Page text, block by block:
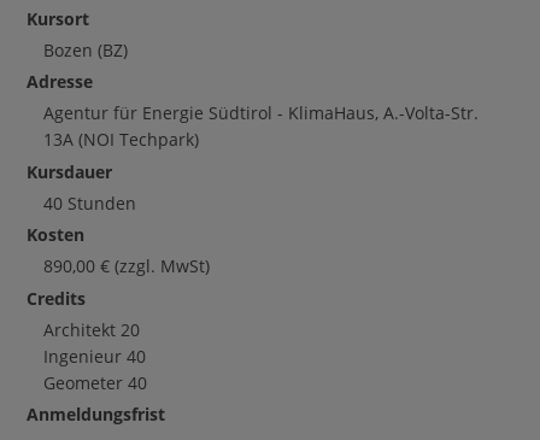
Kursort
Bozen (BZ)
Adresse
Agentur für Energie Südtirol - KlimaHaus, A.-Volta-Str.
13A (NOI Techpark)
Kursdauer
40 Stunden
Kosten
890,00 € (zzgl. MwSt)
Credits
Architekt 20
Ingenieur 40
Geometer 40
Anmeldungsfrist